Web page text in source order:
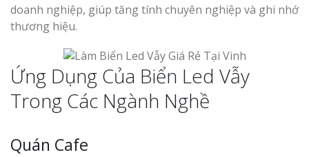
doanh nghiệp, giúp tăng tính chuyên nghiệp và ghi nhớ
thương hiệu.
Ứng Dụng Của Biển Led Vẫy
Trong Các Ngành Nghề
Quán Cafe